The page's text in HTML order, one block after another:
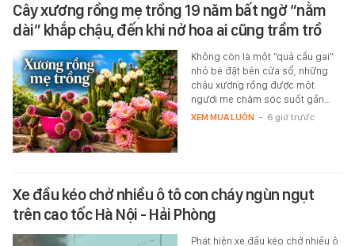
Cây xương rồng mẹ trồng 19 năm bất ngờ “nằm
dài” khắp chậu, đến khi nở hoa ai cũng trầm trồ
Không còn là một “quả cầu gai”
nhỏ bé đặt bên cửa sổ, những
chậu xương rồng được một
người mẹ chăm sóc suốt gần…
XEM MUA LUÔN - 6 giờ trước
Xe đầu kéo chở nhiều ô tô con cháy ngùn ngụt
trên cao tốc Hà Nội - Hải Phòng
Phát hiện xe đầu kéo chở nhiều ô